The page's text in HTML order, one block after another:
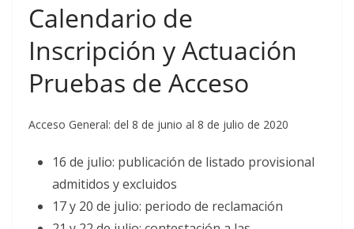
Calendario de
Inscripción y Actuación
Pruebas de Acceso
Acceso General: del 8 de junio al 8 de julio de 2020
16 de julio: publicación de listado provisional
admitidos y excluidos
17 y 20 de julio: periodo de reclamación